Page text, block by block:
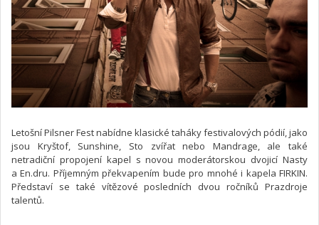
Letošní Pilsner Fest nabídne klasické taháky festivalových pódií, jako
jsou Kryštof, Sunshine, Sto zvířat nebo Mandrage, ale také
netradiční propojení kapel s novou moderátorskou dvojicí Nasty
a En.dru. Příjemným překvapením bude pro mnohé i kapela FIRKIN.
Představí se také vítězové posledních dvou ročníků Prazdroje
talentů.